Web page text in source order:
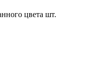
цвета шт.